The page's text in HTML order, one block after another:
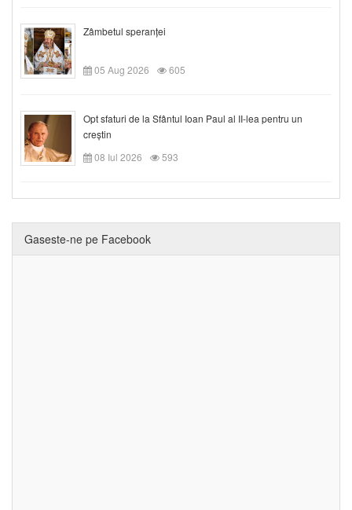
Zâmbetul speranței
05 Aug 2026 605
Opt sfaturi de la Sfântul Ioan Paul al II-lea pentru un
creștin
08 Iul 2026
593
Gaseste-ne pe Facebook